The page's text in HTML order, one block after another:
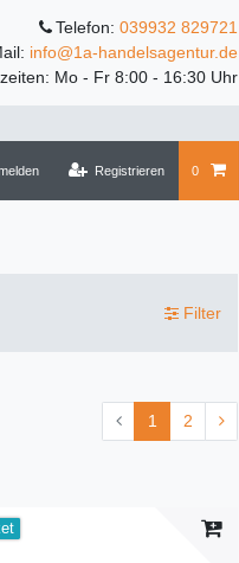
Telefon: 039932 829721
info@1a-handelsagentur.de
Mo - Fr 8:00 - 16:30 Uhr
Registrieren 0
Filter
1 2